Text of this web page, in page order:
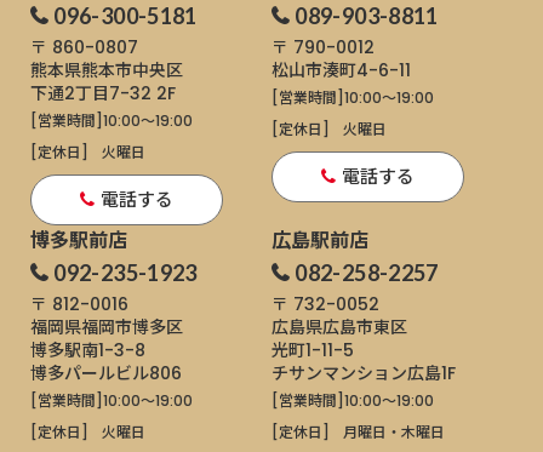
096-300-5181
〒 860-0807
熊本県熊本市中央区
下通2丁目7-32 2F
[営業時間] 10:00～19:00
[定休日]
火曜日
電話する
089-903-8811
〒 790-0012
松山市湊町4-6-11
[営業時間] 10:00～19:00
[定休日]
火曜日
電話する
博多駅前店
092-235-1923
〒 812-0016
福岡県福岡市博多区
博多駅南1-3-8
博多パールビル806
[営業時間] 10:00～19:00
[定休日]
火曜日
広島駅前店
082-258-2257
〒 732-0052
広島県広島市東区
光町1-11-5
チサンマンション広島1F
[営業時間] 10:00～19:00
[定休日]
月曜日・木曜日